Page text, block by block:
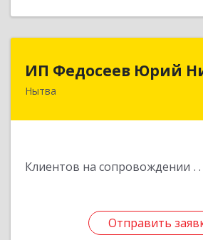
ИП Федосеев Юрий
Нытва
Клиентов на сопровождении
Отправить
ИП Федосеев Юрий
Отправить